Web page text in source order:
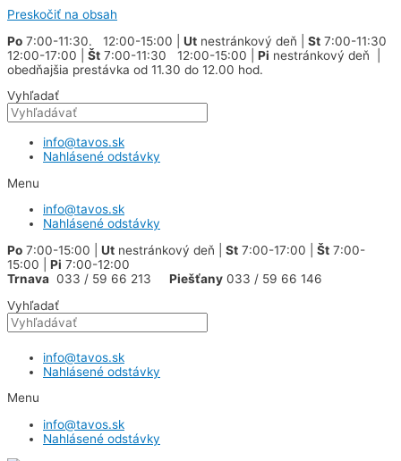
Preskočiť na obsah
Po 7:00-11:30. 12:00-15:00 | Ut nestránkový deň | St 7:00-11:30
12:00-17:00 | Št 7:00-11:30 12:00-15:00 | Pi nestránkový deň |
obedňajšia prestávka od 11.30 do 12.00 hod.
Vyhľadať
info@tavos.sk
Nahlásené odstávky
Menu
info@tavos.sk
Nahlásené odstávky
Po 7:00-15:00 | Ut nestránkový deň | St 7:00-17:00 | Št 7:00-
15:00 | Pi 7:00-12:00
Trnava 033 / 59 66 213 Piešťany 033 / 59 66 146
Vyhľadať
info@tavos.sk
Nahlásené odstávky
Menu
info@tavos.sk
Nahlásené odstávky